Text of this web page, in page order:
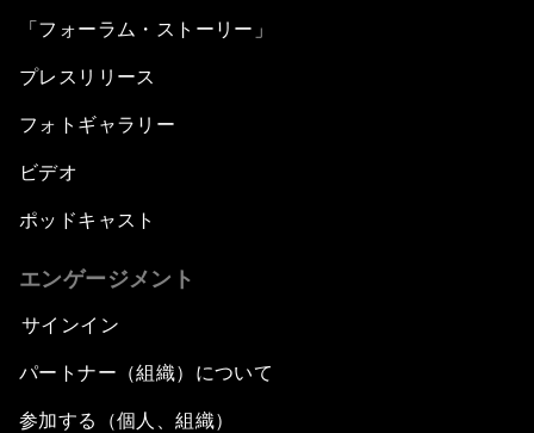
「フォーラム・ストーリー」
プレスリリース
フォトギャラリー
ビデオ
ポッドキャスト
エンゲージメント
サインイン
パートナー（組織）について
参加する（個人、組織）